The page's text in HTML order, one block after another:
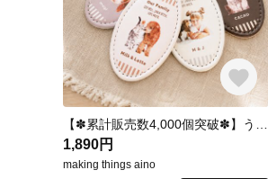
1,890円
making things aino